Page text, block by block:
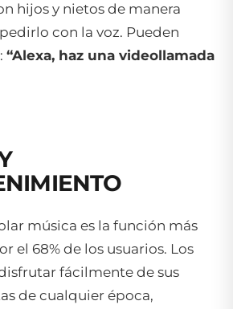
hijos y nietos de manera
con la voz. Pueden
“Alexa, haz una videollamada
música es la función más
el 68% de los usuarios. Los
fácilmente de sus
de cualquier época,